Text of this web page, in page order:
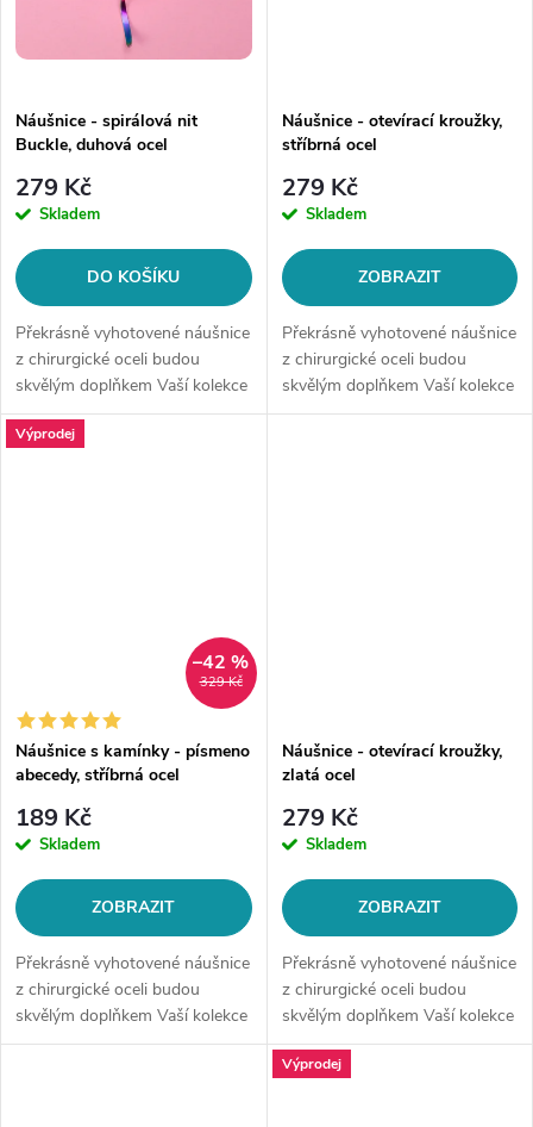
Náušnice - spirálová nit
Buckle, duhová ocel
279 Kč
Skladem
DO KOŠÍKU
Překrásně vyhotovené náušnice
z chirurgické oceli budou
skvělým doplňkem Vaší kolekce
šperků. Materiál: chirurgická
ocel Velikost: cca 5 cm
Náušnice - otevírací kroužky,
stříbrná ocel
279 Kč
Skladem
ZOBRAZIT
Překrásně vyhotovené náušnice
z chirurgické oceli budou
skvělým doplňkem Vaší kolekce
šperků.Typ náušnic:
Výprodej
329 Kč
–42 %
Náušnice s kamínky - písmeno
abecedy, stříbrná ocel
189 Kč
Skladem
ZOBRAZIT
Překrásně vyhotovené náušnice
z chirurgické oceli budou
skvělým doplňkem Vaší kolekce
šperků. Materiál: chirurgická
Náušnice - otevírací kroužky,
zlatá ocel
279 Kč
Skladem
ZOBRAZIT
Překrásně vyhotovené náušnice
z chirurgické oceli budou
skvělým doplňkem Vaší kolekce
šperků.Typ náušnic:
kruhovéMateriál: chirurgická
Výprodej